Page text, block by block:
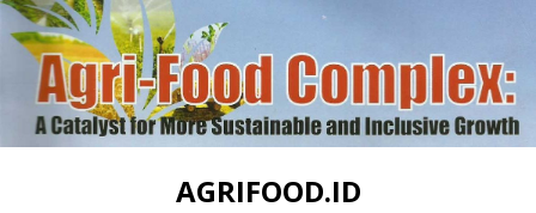
AGRIFOOD.ID